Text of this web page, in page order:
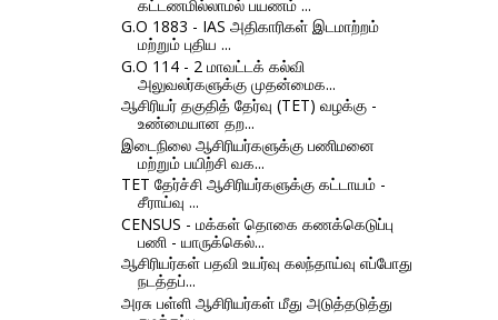
கட்டணமில்லாமல் பயணம் ...
G.O 1883 - IAS அதிகாரிகள் இடமாற்றம்
மற்றும் புதிய ...
G.O 114 - 2 மாவட்டக் கல்வி
அலுவலர்களுக்கு முதன்மைக...
ஆசிரியர் தகுதித் தேர்வு (TET) வழக்கு -
உண்மையான தற...
இடைநிலை ஆசிரியர்களுக்கு பணிமனை
மற்றும் பயிற்சி வக...
TET தேர்ச்சி ஆசிரியர்களுக்கு கட்டாயம் -
சீராய்வு ...
CENSUS - மக்கள் தொகை கணக்கெடுப்பு
பணி - யாருக்கெல்...
ஆசிரியர்கள் பதவி உயர்வு கலந்தாய்வு எப்போது
நடத்தப்...
அரசு பள்ளி ஆசிரியர்கள் மீது அடுத்தடுத்து